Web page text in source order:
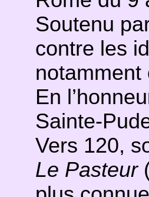
Soutenu
contre les
En
Sainte-
Vers 120,
Le Pasteur